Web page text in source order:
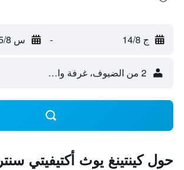
ج 14/8 - س 15/8
2 من الضيوف، غرفة واحدة
حول كينتينغ يوث أكتيفيتي سنتر